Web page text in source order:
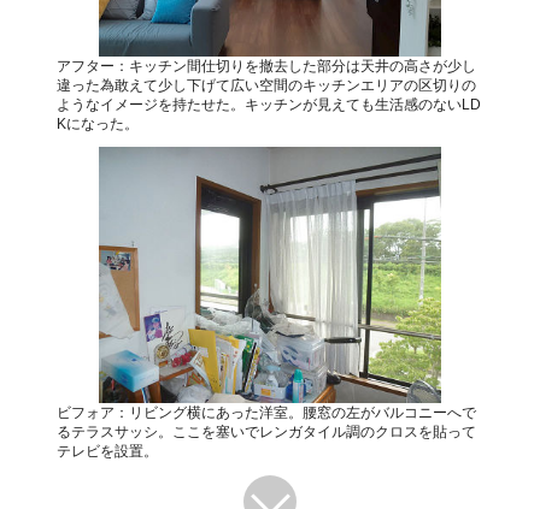
アフター：キッチン間仕切りを撤去した部分は天井の高さが少し
違った為敢えて少し下げて広い空間のキッチンエリアの区切りの
ようなイメージを持たせた。キッチンが見えても生活感のないLD
Kになった。
ビフォア：リビング横にあった洋室。腰窓の左がバルコニーへで
るテラスサッシ。ここを塞いでレンガタイル調のクロスを貼って
テレビを設置。